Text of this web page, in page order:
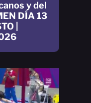
y del
DÍA 13
|